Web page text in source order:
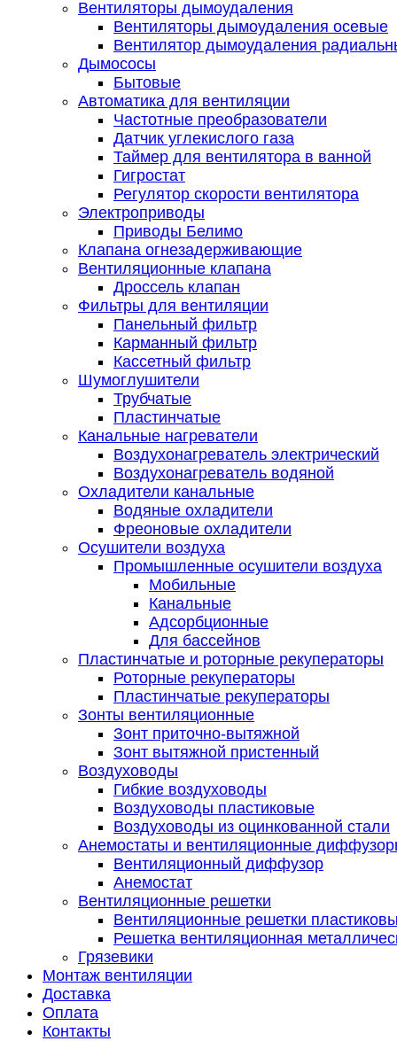
Вентиляторы дымоудаления
Вентиляторы дымоудаления осевые
Вентилятор дымоудаления
Дымососы
Бытовые
Автоматика для вентиляции
Частотные преобразователи
Датчик углекислого газа
Таймер для вентилятора в ванной
Гигростат
Регулятор скорости вентилятора
Электроприводы
Приводы Белимо
Клапана огнезадерживающие
Вентиляционные клапана
Дроссель клапан
Фильтры для вентиляции
Панельный фильтр
Карманный фильтр
Кассетный фильтр
Шумоглушители
Трубчатые
Пластинчатые
Канальные нагреватели
Воздухонагреватель электрический
Воздухонагреватель водяной
Охладители канальные
Водяные охладители
Фреоновые охладители
Осушители воздуха
Промышленные осушители воздуха
Мобильные
Канальные
Адсорбционные
Для бассейнов
Пластинчатые и роторные рекуператоры
Роторные рекуператоры
Пластинчатые рекуператоры
Зонты вентиляционные
Зонт приточно-вытяжной
Зонт вытяжной пристенный
Воздуховоды
Гибкие воздуховоды
Воздуховоды пластиковые
Воздуховоды из оцинкованной стали
Анемостаты и вентиляционные
Вентиляционный диффузор
Анемостат
Вентиляционные решетки
Вентиляционные решетки
Решетка вентиляционная
Грязевики
Монтаж вентиляции
Доставка
Оплата
Контакты